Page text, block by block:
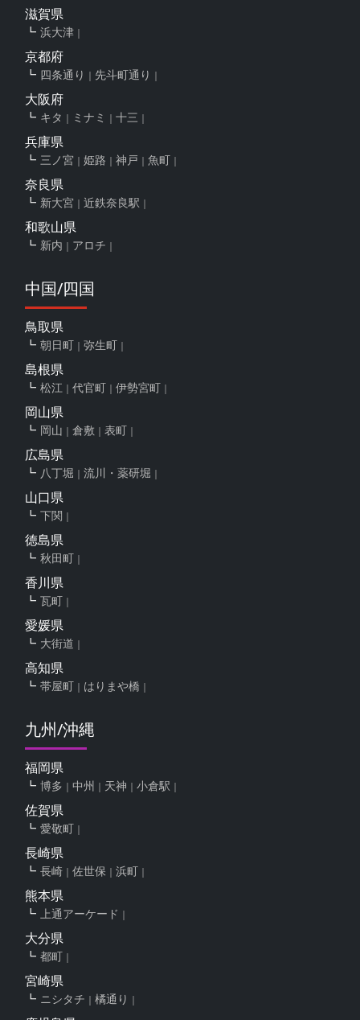
滋賀県
浜大津
京都府
四条通り 先斗町通り
大阪府
キタ ミナミ 十三
兵庫県
三ノ宮 姫路 神戸 魚町
奈良県
新大宮 近鉄奈良駅
和歌山県
新内 アロチ
中国/四国
鳥取県
朝日町 弥生町
島根県
松江 代官町 伊勢宮町
岡山県
岡山 倉敷 表町
広島県
八丁堀 流川・薬研堀
山口県
下関
徳島県
秋田町
香川県
瓦町
愛媛県
大街道
高知県
帯屋町 はりまや橋
九州/沖縄
福岡県
博多 中州 天神 小倉駅
佐賀県
愛敬町
長崎県
長崎 佐世保 浜町
熊本県
上通アーケード
大分県
都町
宮崎県
ニシタチ 橘通り